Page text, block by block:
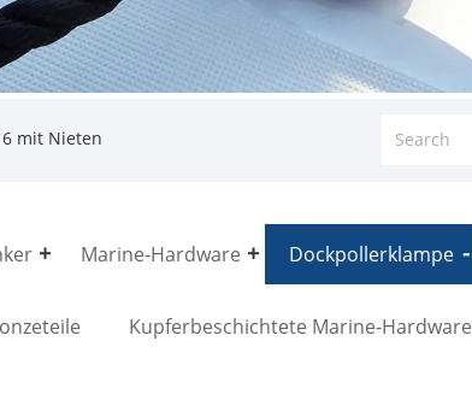
mit Nieten
Marine-Hardware Dockpollerklampe
Kupferbeschichtete Marine-Hardware